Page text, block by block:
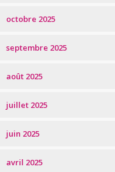
octobre 2025
septembre 2025
août 2025
juillet 2025
juin 2025
avril 2025